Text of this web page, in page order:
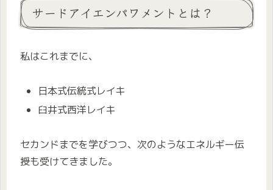
サードアイエンパワメントとは？
私はこれまでに、
日本式伝統式レイキ
臼井式西洋レイキ
セカンドまでを学びつつ、次のようなエネルギー伝
授も受けてきました。